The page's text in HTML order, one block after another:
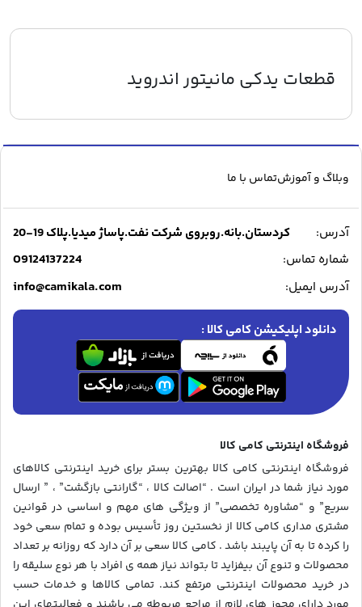
قطعات یدکی مانیتور اندروید
وبلاگ و آموزشتماس با ما
آدرس:
کردستان.بانه.روبروی شرکت نفت.پاساژ میدیا.پلاک 19-20
شماره تماس:
09124137224
آدرس ایمیل: info@camikala.com
دانلود اپلیکیشن کامی کالا :
فروشگاه اینترنتی کامی کالا
فروشگاه اینترنتی کامی کالا بهترین بستر برای خرید اینترنتی کالاهای
مورد نیاز شما در ایران است . “اصالت کالا ، “گارانتی بازگشت” ، ” ارسال
سریع” و “مشاوره تخصصی” از ویژگی های مهم و اساسی در قوانین
مشتری مداری کامی کالا از نخستین روز تأسیس بوده و تمام سعی خود
را کرده تا به آن پایبند باشد . کامی کالا سعی بر آن دارد که روزانه بر تعداد
محصولات و تنوع آن بیفزاید تا بتواند نیاز همه ی افراد با هر نوع سلیقه را
در خرید محصولات اینترنتی مرتفع کند. تمامی کالاها و خدمات حسب